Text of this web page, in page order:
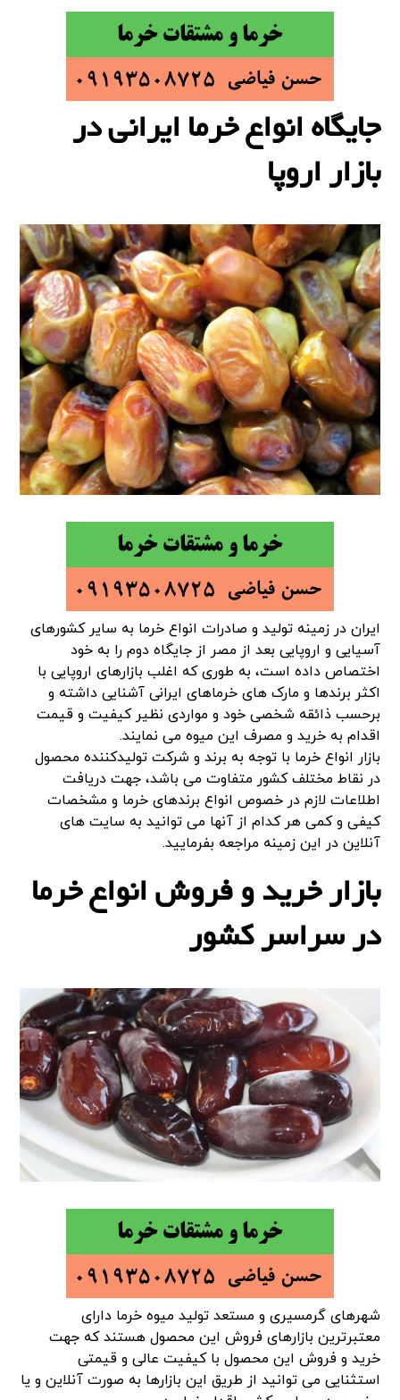
جایگاه انواع خرما ایرانی در
بازار اروپا
ایران در زمینه تولید و صادرات انواع خرما به سایر کشورهای
آسیایی و اروپایی بعد از مصر از جایگاه دوم را به خود
اختصاص داده است، به طوری که اغلب بازارهای اروپایی با
اکثر برندها و مارک های خرماهای ایرانی آشنایی داشته و
برحسب ذائقه شخصی خود و مواردی نظیر کیفیت و قیمت
اقدام به خرید و مصرف این میوه می نمایند.
بازار انواع خرما با توجه به برند و شرکت تولیدکننده محصول
در نقاط مختلف کشور متفاوت می باشد، جهت دریافت
اطلاعات لازم در خصوص انواع برندهای خرما و مشخصات
کیفی و کمی هر کدام از آنها می توانید به سایت های
آنلاین در این زمینه مراجعه بفرمایید.
بازار خرید و فروش انواع خرما
در سراسر کشور
شهرهای گرمسیری و مستعد تولید میوه خرما دارای
معتبرترین بازارهای فروش این محصول هستند که جهت
خرید و فروش این محصول با کیفیت عالی و قیمتی
استثنایی می توانید از طریق این بازارها به صورت آنلاین و یا